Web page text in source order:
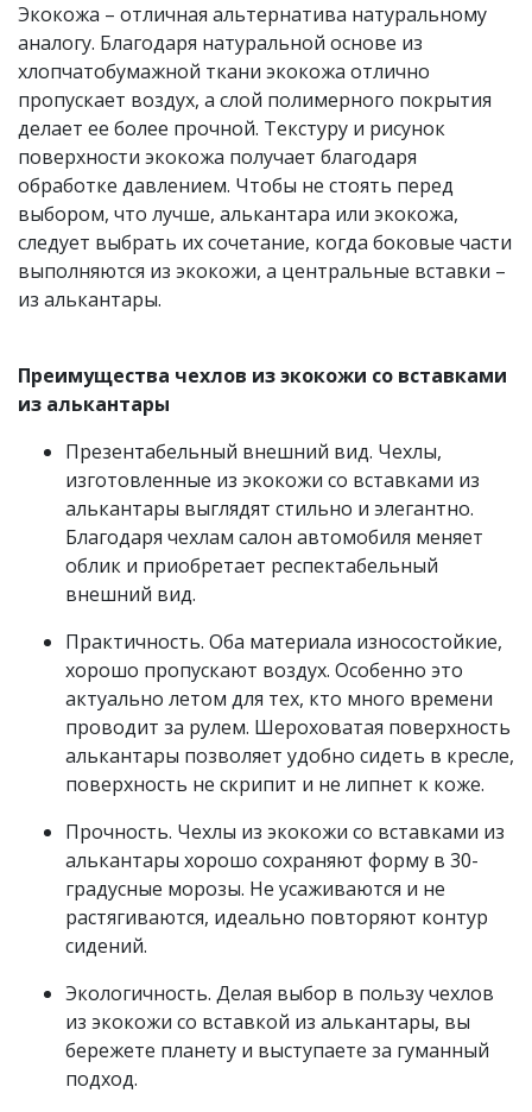
Экокожа – отличная альтернатива натуральному
аналогу. Благодаря натуральной основе из
хлопчатобумажной ткани экокожа отлично
пропускает воздух, а слой полимерного покрытия
делает ее более прочной. Текстуру и рисунок
поверхности экокожа получает благодаря
обработке давлением. Чтобы не стоять перед
выбором, что лучше, алькантара или экокожа,
следует выбрать их сочетание, когда боковые части
выполняются из экокожи, а центральные вставки –
из алькантары.
Преимущества чехлов из экокожи со вставками
из алькантары
Презентабельный внешний вид. Чехлы,
изготовленные из экокожи со вставками из
алькантары выглядят стильно и элегантно.
Благодаря чехлам салон автомобиля меняет
облик и приобретает респектабельный
внешний вид.
Практичность. Оба материала износостойкие,
хорошо пропускают воздух. Особенно это
актуально летом для тех, кто много времени
проводит за рулем. Шероховатая поверхность
алькантары позволяет удобно сидеть в кресле,
поверхность не скрипит и не липнет к коже.
Прочность. Чехлы из экокожи со вставками из
алькантары хорошо сохраняют форму в 30-
градусные морозы. Не усаживаются и не
растягиваются, идеально повторяют контур
сидений.
Экологичность. Делая выбор в пользу чехлов
из экокожи со вставкой из алькантары, вы
бережете планету и выступаете за гуманный
подход.